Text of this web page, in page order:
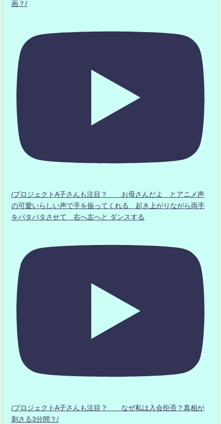
画？/
/プロジェクトA子さんも注目？ お母さんだよ とアニメ声
の可愛いらしい声で手を振ってくれる 起き上がりながら両手
をパタパタさせて 右へ左へと ダンスする
/プロジェクトA子さんも注目？ なぜ私は入会拒否？真相が
刺さる3分間？/